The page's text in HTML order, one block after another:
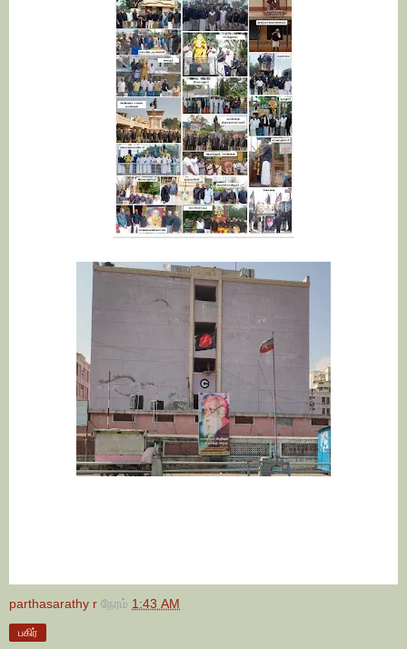
parthasarathy r நேரம் 1:43 AM
பகிர்